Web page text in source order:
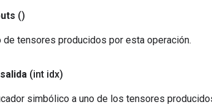
()
de tensores producidos por esta operación.
salida (int idx)
simbólico a uno de los tensores